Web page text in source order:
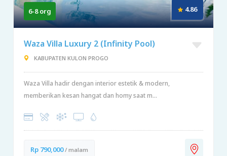
6-8 org 4.86
Waza Villa Luxury 2 (Infinity Pool)
KABUPATEN KULON PROGO
Waza Villa hadir dengan interior estetik & modern,
memberikan kesan hangat dan homy saat m...
Rp 790,000/ malam